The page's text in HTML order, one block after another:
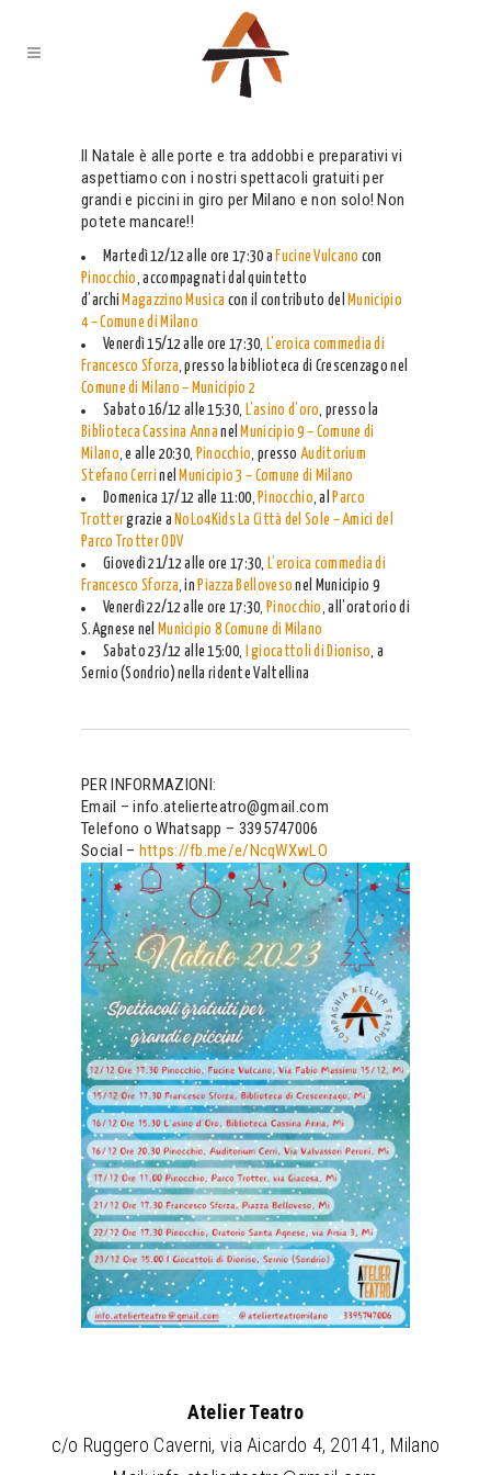
Il Natale è alle porte e tra addobbi e preparativi vi
aspettiamo con i nostri spettacoli gratuiti per
grandi e piccini in giro per Milano e non solo! Non
potete mancare!!
Martedì 12/12 alle ore 17:30 a Fucine Vulcano con
Pinocchio, accompagnati dal quintetto
d’archi Magazzino Musica con il contributo del
Municipio
4 – Comune di Milano
Venerdì 15/12 alle ore 17:30, L’eroica commedia di
Francesco Sforza, presso la biblioteca di Crescenzago nel
Comune di Milano – Municipio 2
Sabato 16/12 alle 15:30, L’asino d’oro, presso la
Biblioteca Cassina Anna nel Municipio 9 – Comune di
Milano, e alle 20:30, Pinocchio, pressoAuditorium
Stefano Cerri nel Municipio 3 – Comune di Milano
Domenica 17/12 alle 11:00,Pinocchio, alParco
Trottergrazie a NoLo4Kids La Città del Sole – Amici del
Parco Trotter ODV
Giovedì 21/12 alle ore 17:30, L’eroica commedia di
Francesco Sforza, inPiazza Belloveso nel Municipio 9
Venerdì 22/12 alle ore 17:30,Pinocchio, all’oratorio di
S.Agnese nel
Municipio 8 Comune di Milano
Sabato 23/12 alle 15:00,
I giocattoli di Dioniso, a
Sernio (Sondrio) nella ridente Valtellina
PER INFORMAZIONI:
Email – info.atelierteatro@gmail.com
Telefono o Whatsapp – 3395747006
Social – https://fb.me/e/NcqWXwLO
Atelier Teatro
c/o Ruggero Caverni, via Aicardo 4, 20141, Milano